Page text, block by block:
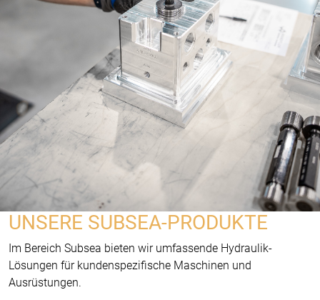
UNSERE SUBSEA-PRODUKTE
Im Bereich Subsea bieten wir umfassende Hydraulik-
Lösungen für kundenspezifische Maschinen und
Ausrüstungen.